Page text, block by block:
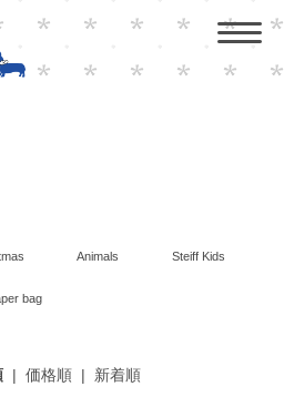
Animals Steiff Kids
bag
| 価格順| 新着順